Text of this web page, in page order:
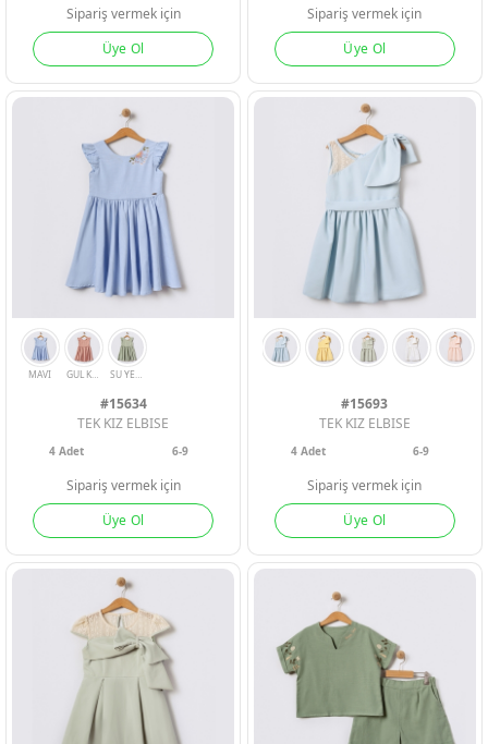
Sipariş vermek için
Üye Ol
GUL KURUSU
Sipariş vermek için
Üye Ol
#15634
TEK KIZ ELBISE
4Adet 6-9
Sipariş vermek için
Üye Ol
#15693
TEK KIZ ELBISE
4 Adet 6-9
Sipariş vermek için
Üye Ol